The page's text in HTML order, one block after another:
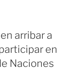
arribar a
en
Naciones